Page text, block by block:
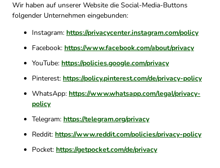
Wir haben auf unserer Website die Social-Media-Buttons
folgender Unternehmen eingebunden:
Instagram: https://privacycenter.instagram.com/policy
Facebook: https://www.facebook.com/about/privacy
YouTube: https://policies.google.com/privacy
Pinterest: https://policy.pinterest.com/de/privacy-policy
WhatsApp: https://www.whatsapp.com/legal/privacy-
policy
Telegram: https://telegram.org/privacy
Reddit: https://www.reddit.com/policies/privacy-policy
Pocket: https://getpocket.com/de/privacy